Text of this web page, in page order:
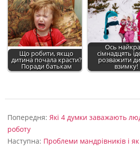
Що робити, якщо
дитина почала красти?
Поради батькам
Ось
сімнадцять
розважити
взимку!
09-
04
Попередня: Які 4 думки заважають
роботу
Наступна: Проблеми мандрівників і